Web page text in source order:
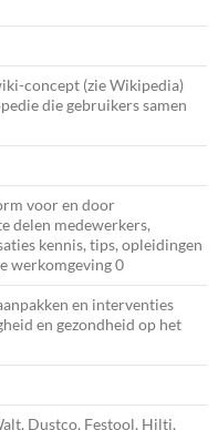
concept (zie Wikipedia)
die gebruikers samen
voor en door
delen medewerkers,
kennis, tips, opleidingen
werkomgeving 0
en interventies
en gezondheid op het
Dustco, Festool, Hilti,